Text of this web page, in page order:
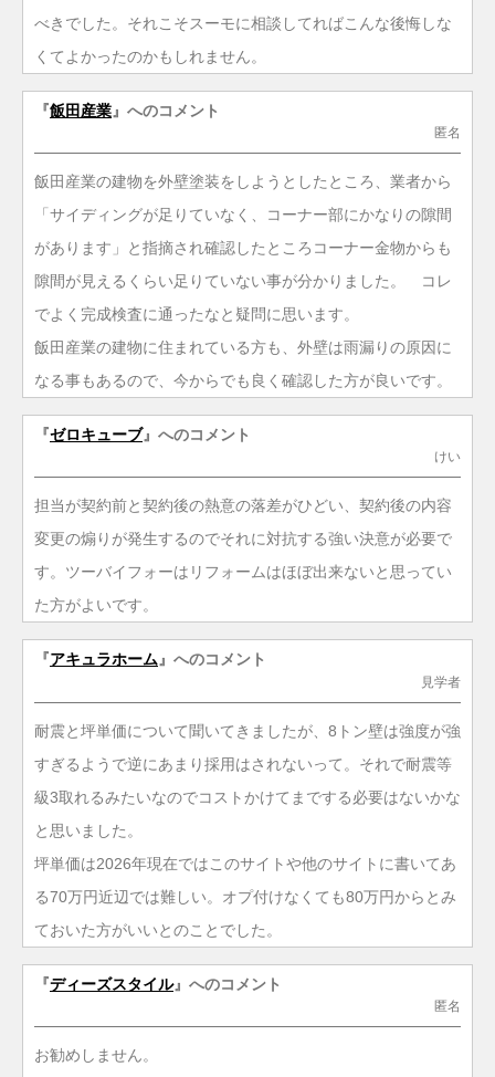
べきでした。それこそスーモに相談してればこんな後悔しな
くてよかったのかもしれません。
『飯田産業 』へのコメント
匿名
飯田産業の建物を外壁塗装をしようとしたところ、業者から
「サイディングが足りていなく、コーナー部にかなりの隙間
があります」と指摘され確認したところコーナー金物からも
隙間が見えるくらい足りていない事が分かりました。 コレ
でよく完成検査に通ったなと疑問に思います。
飯田産業の建物に住まれている方も、外壁は雨漏りの原因に
なる事もあるので、今からでも良く確認した方が良いです。
『ゼロキューブ』へのコメント
けい
担当が契約前と契約後の熱意の落差がひどい、契約後の内容
変更の煽りが発生するのでそれに対抗する強い決意が必要で
す。ツーバイフォーはリフォームはほぼ出来ないと思ってい
た方がよいです。
『アキュラホーム』へのコメント
見学者
耐震と坪単価について聞いてきましたが、8トン壁は強度が強
すぎるようで逆にあまり採用はされないって。それで耐震等
級3取れるみたいなのでコストかけてまでする必要はないかな
と思いました。
坪単価は2026年現在ではこのサイトや他のサイトに書いてあ
る70万円近辺では難しい。オプ付けなくても80万円からとみ
ておいた方がいいとのことでした。
『ディーズスタイル』へのコメント
匿名
お勧めしません。